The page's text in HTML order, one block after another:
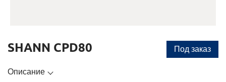
Под заказ
SHANN CPD80
Описание